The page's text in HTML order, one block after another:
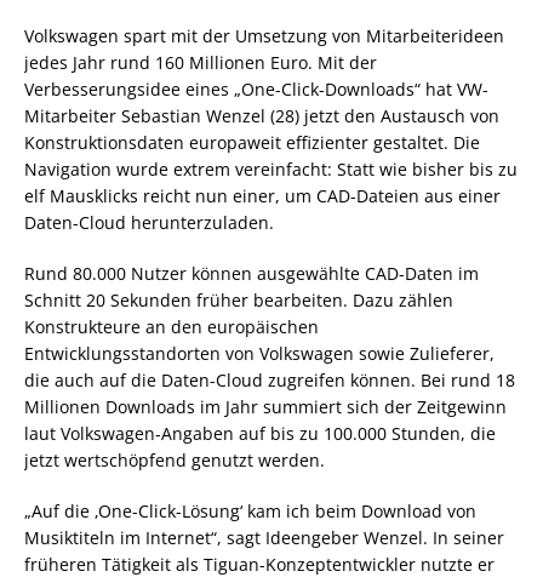
Volkswagen spart mit der Umsetzung von Mitarbeiterideen
jedes Jahr rund 160 Millionen Euro. Mit der
Verbesserungsidee eines „One-Click-Downloads“ hat VW-
Mitarbeiter Sebastian Wenzel (28) jetzt den Austausch von
Konstruktionsdaten europaweit effizienter gestaltet. Die
Navigation wurde extrem vereinfacht: Statt wie bisher bis zu
elf Mausklicks reicht nun einer, um CAD-Dateien aus einer
Daten-Cloud herunterzuladen.
Rund 80.000 Nutzer können ausgewählte CAD-Daten im
Schnitt 20 Sekunden früher bearbeiten. Dazu zählen
Konstrukteure an den europäischen
Entwicklungsstandorten von Volkswagen sowie Zulieferer,
die auch auf die Daten-Cloud zugreifen können. Bei rund 18
Millionen Downloads im Jahr summiert sich der Zeitgewinn
laut Volkswagen-Angaben auf bis zu 100.000 Stunden, die
jetzt wertschöpfend genutzt werden.
„Auf die ‚One-Click-Lösung‘ kam ich beim Download von
Musiktiteln im Internet“, sagt Ideengeber Wenzel. In seiner
früheren Tätigkeit als Tiguan-Konzeptentwickler nutzte er